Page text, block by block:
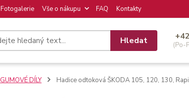
Fotogalerie Vše o nákupu FAQ Kontakty
Hledat (Po-
GUMOVÉ DÍLY Hadice odtoková ŠKODA 105, 120, 130,